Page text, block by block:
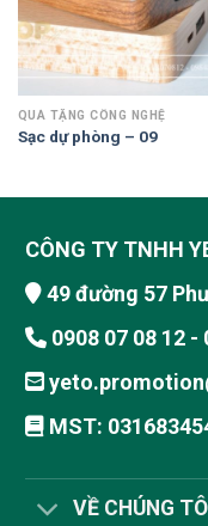
QUÀ TẶNG CÔNG NGHỆ
Sạc dự phòng – 09
CÔNG TY TNHH
49 đường 57
0908 07 08 12 -
MST:
VỀ CHÚNG TÔI